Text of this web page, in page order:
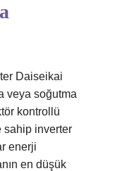
Daiseikai
veya soğutma
kontrollü
sahip inverter
enerji
en düşük